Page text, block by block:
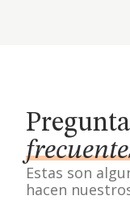
Estas son
hacen